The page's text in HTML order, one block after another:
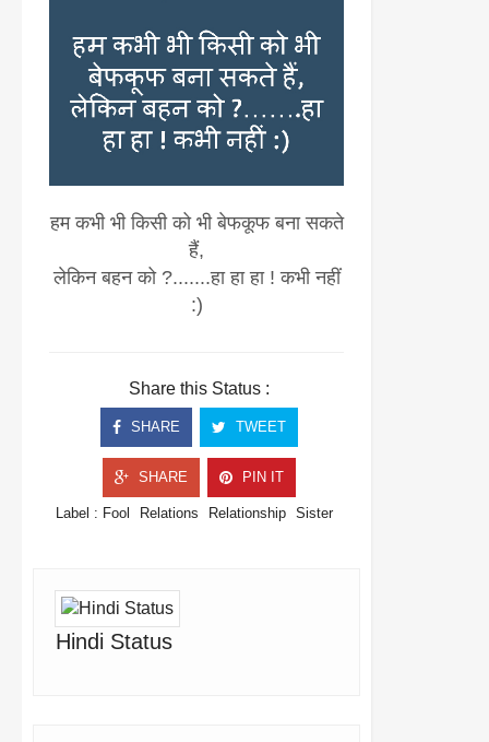
हम कभी भी किसी को भी बेफकूफ बना सकते
हैं,
लेकिन बहन को ?.......हा हा हा ! कभी नहीं
:)
Share this Status :
SHARE TWEET
SHARE PIN IT
Label : Fool Relations Relationship Sister
Hindi Status